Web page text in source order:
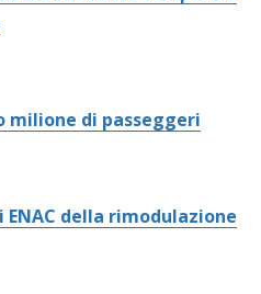
milione di passeggeri
della rimodulazione